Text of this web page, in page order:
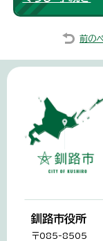
前の
釧路市役所
〒085-8505